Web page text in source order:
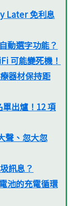
Later 免利息
動選字功能？
可能變死機！
器材保持距
出爐！12 項
聲、忽大忽
訊息？
池的充電循環